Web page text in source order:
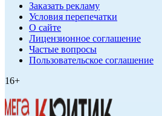
Заказать рекламу
Условия перепечатки
О сайте
Лицензионное соглашение
Частые вопросы
Пользовательское соглашение
16+